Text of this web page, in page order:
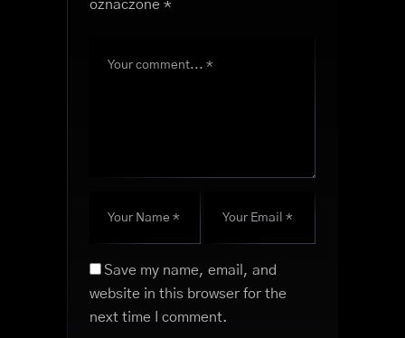
oznaczone *
Save my name, email, and
website in this browser for the
next time I comment.